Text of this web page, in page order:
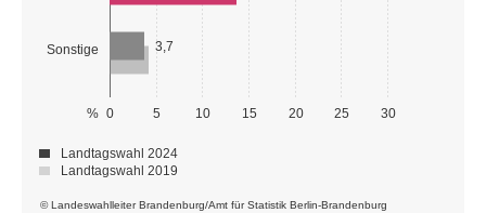
Sonstige
0 5 10 15 20 25 30
%
3,7
© Landeswahlleiter Brandenburg/Amt für Statistik Berlin-Brandenburg
Landtagswahl 2024
Landtagswahl 2019